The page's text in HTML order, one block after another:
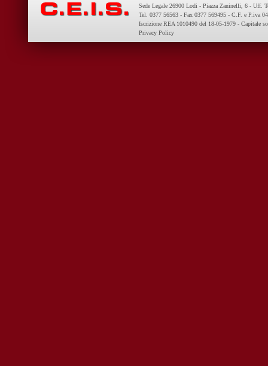
Sede Legale 26900 Lodi - Piazza Zaninelli, 6 - Uff.
Tel. 0377 56563 - Fax 0377 569495 - C.F. e P.iva
Iscrizione REA 1010490 del 18-05-1979 - Capitale
Privacy Policy